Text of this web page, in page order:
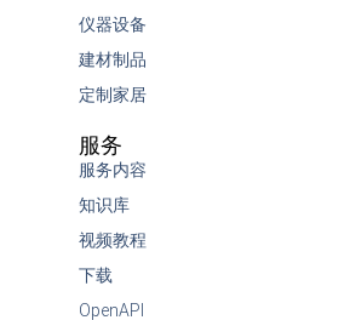
仪器设备
建材制品
定制家居
服务
服务内容
知识库
视频教程
下载
OpenAPI